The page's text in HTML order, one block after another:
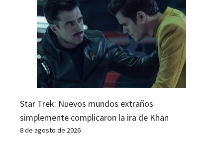
Star Trek: Nuevos mundos extraños
simplemente complicaron la ira de Khan
8 de agosto de 2026